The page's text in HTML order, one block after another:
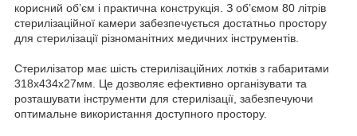
корисний об’єм і практична конструкція. З об’ємом 80 літрів
стерилізаційної камери забезпечується достатньо простору
для стерилізації різноманітних медичних інструментів.
Стерилізатор має шість стерилізаційних лотків з габаритами
318х434х27мм. Це дозволяє ефективно організувати та
розташувати інструменти для стерилізації, забезпечуючи
оптимальне використання доступного простору.